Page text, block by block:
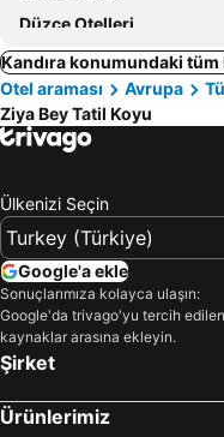
Düzce Otelleri
Kandıra konumundaki
Otel araması
Avrupa
Ziya Bey Tatil Koyu
Ülkenizi Seçin
Google'a ekle
Sonuçlarımıza kolayca ulaşın:
Google'da trivago'yu tercih edilen
kaynaklar arasına ekleyin.
Şirket
Ürünlerimiz